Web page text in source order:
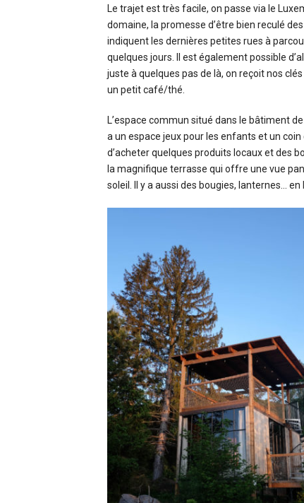
Le trajet est très facile, on passe via le
domaine, la promesse d’être bien reculé
indiquent les dernières petites rues à
quelques jours. Il est également possible
juste à quelques pas de là, on reçoit nos
un petit café/thé.
L’espace commun situé dans le bâtiment
a un espace jeux pour les enfants et un
d’acheter quelques produits locaux et des
la magnifique terrasse qui offre une vue
soleil. Il y a aussi des bougies, lanternes…